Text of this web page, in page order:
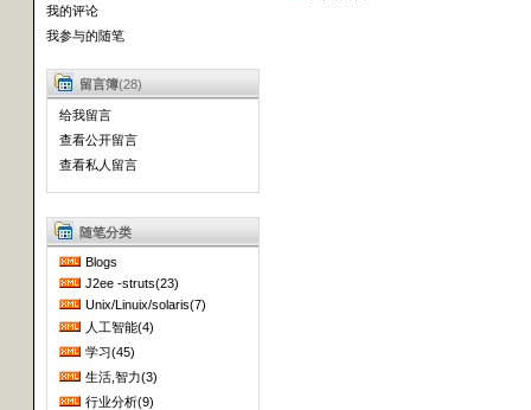
我的评论
我参与的随笔
留言簿(28)
给我留言
查看公开留言
查看私人留言
随笔分类
Blogs
J2ee -struts(23)
Unix/Linuix/solaris(7)
人工智能(4)
学习(45)
生活,智力(3)
行业分析(9)